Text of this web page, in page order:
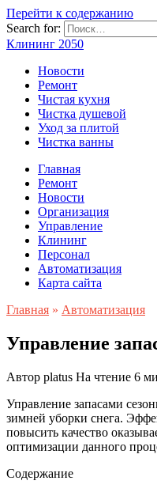
Перейти к содержанию
Search for:
Клининг 2050
Новости
Ремонт
Чистая кухня
Чистка душевой
Уход за плитой
Чистка ванны
Главная
Ремонт
Новости
Организация
Управление
Клининг
Персонал
Автоматизация
Карта сайта
Главная » Автоматизация
Управление
Автор platus На чтение 6
Управление запасами
зимней уборки снега.
повысить качество
оптимизации данного
Содержание